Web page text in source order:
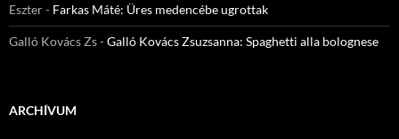
Eszter- Farkas Máté: Üres medencébe ugrottak
Galló Kovács Zs-Galló Kovács Zsuzsanna: Spaghetti alla bolognese
ARCHÍVUM